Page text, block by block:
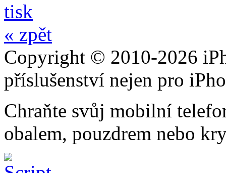
tisk
« zpět
Copyright © 2010-2026
příslušenství nejen pro
Chraňte svůj mobilní
obalem, pouzdrem nebo